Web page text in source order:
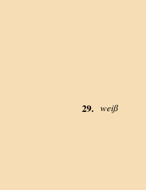
29. weiß